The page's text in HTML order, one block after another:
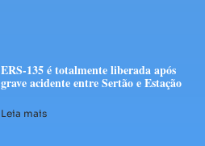
ERS-135 é totalmente liberada após
grave acidente entre Sertão e Estação
Leia mais